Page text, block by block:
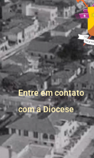
Entre em contato
com a Diocese